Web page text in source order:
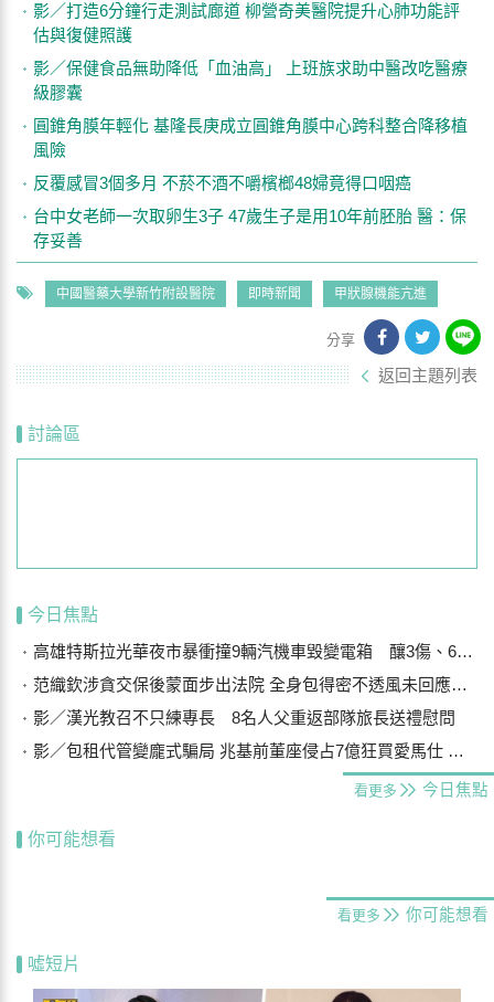
影／打造6分鐘行走測試廊道 柳營奇美醫院提升心肺功能評
估與復健照護
影／保健食品無助降低「血油高」 上班族求助中醫改吃醫療
級膠囊
圓錐角膜年輕化 基隆長庚成立圓錐角膜中心跨科整合降移植
風險
反覆感冒3個多月 不菸不酒不嚼檳榔48婦竟得口咽癌
台中女老師一次取卵生3子 47歲生子是用10年前胚胎 醫：保
存妥善
中國醫藥大學新竹附設醫院 即時新聞 甲狀腺機能亢進
分享
返回主題列表
討論區
今日焦點
高雄特斯拉光華夜市暴衝撞9輛汽機車毀變電箱 釀3傷、600戶停電
范織欽涉貪交保後蒙面步出法院 全身包得密不透風未回應案情
影／漢光教召不只練專長 8名人父重返部隊旅長送禮慰問
影／包租代管變龐式騙局 兆基前董座侵占7億狂買愛馬仕 李建成送北檢
看更多 今日焦點
你可能想看
看更多 你可能想看
噓短片